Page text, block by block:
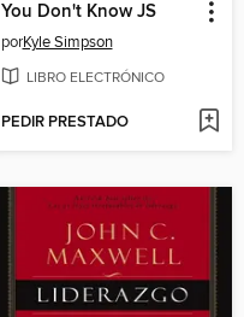
You Don't Know JS
porKyle Simpson
LIBRO ELECTRÓNICO
PEDIR PRESTADO